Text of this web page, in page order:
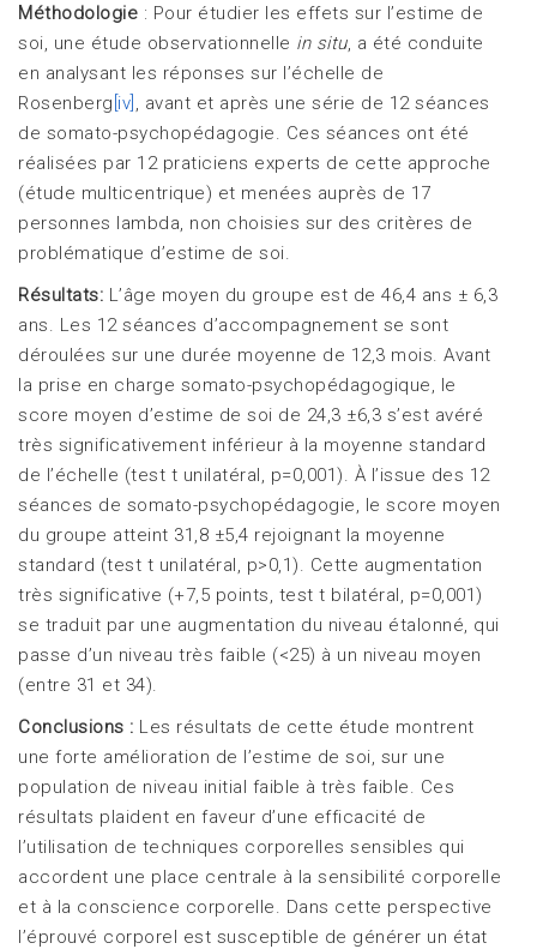
Méthodologie : Pour étudier les effets sur l’estime de
soi, une étude observationnelle in situ, a été conduite
en analysant les réponses sur l’échelle de
Rosenberg [iv] , avant et après une série de 12 séances
de somato-psychopédagogie. Ces séances ont été
réalisées par 12 praticiens experts de cette approche
(étude multicentrique) et menées auprès de 17
personnes lambda, non choisies sur des critères de
problématique d’estime de soi.
Résultats: L’âge moyen du groupe est de 46,4 ans ± 6,3
ans. Les 12 séances d’accompagnement se sont
déroulées sur une durée moyenne de 12,3 mois. Avant
la prise en charge somato-psychopédagogique, le
score moyen d’estime de soi de 24,3 ±6,3 s’est avéré
très significativement inférieur à la moyenne standard
de l’échelle (test t unilatéral, p=0,001). À l’issue des 12
séances de somato-psychopédagogie, le score moyen
du groupe atteint 31,8 ±5,4 rejoignant la moyenne
standard (test t unilatéral, p>0,1). Cette augmentation
très significative (+7,5 points, test t bilatéral, p=0,001)
se traduit par une augmentation du niveau étalonné, qui
passe d’un niveau très faible (<25) à un niveau moyen
(entre 31 et 34).
Conclusions : Les résultats de cette étude montrent
une forte amélioration de l’estime de soi, sur une
population de niveau initial faible à très faible. Ces
résultats plaident en faveur d’une efficacité de
l’utilisation de techniques corporelles sensibles qui
accordent une place centrale à la sensibilité corporelle
et à la conscience corporelle. Dans cette perspective
l’éprouvé corporel est susceptible de générer un état